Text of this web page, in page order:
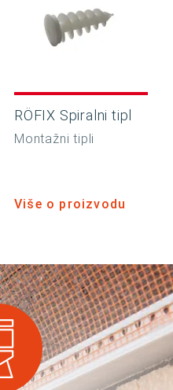
RÖFIX Spiralni tipl
Montažni tipli
Više o proizvodu